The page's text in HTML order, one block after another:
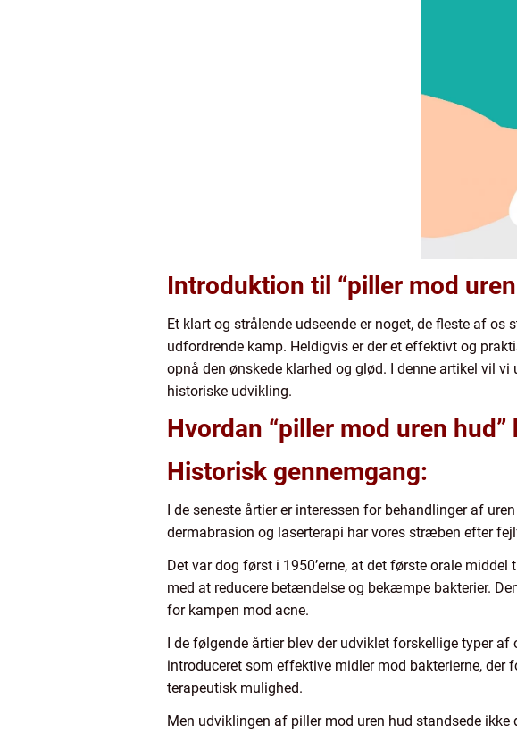
Introduktion til “piller mod
Et klart og strålende udseende er noget, de fleste af
udfordrende kamp. Heldigvis er der et effektivt og
opnå den ønskede klarhed og glød. I denne artikel vil
historiske udvikling.
Hvordan “piller mod uren
Historisk gennemgang:
I de seneste årtier er interessen for behandlinger af
dermabrasion og laserterapi har vores stræben efter
Det var dog først i 1950’erne, at det første orale
med at reducere betændelse og bekæmpe bakterier.
for kampen mod acne.
I de følgende årtier blev der udviklet forskellige typer
introduceret som effektive midler mod bakterierne, der
terapeutisk mulighed.
Men udviklingen af piller mod uren hud standsede